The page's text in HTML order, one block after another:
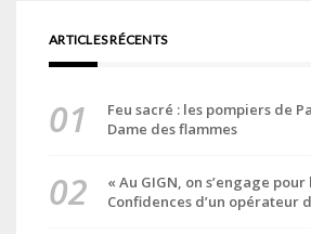
ARTICLES RÉCENTS
Feu sacré : les pompiers de
Dame des flammes
« Au GIGN, on s’engage
Confidences d’un opérateur